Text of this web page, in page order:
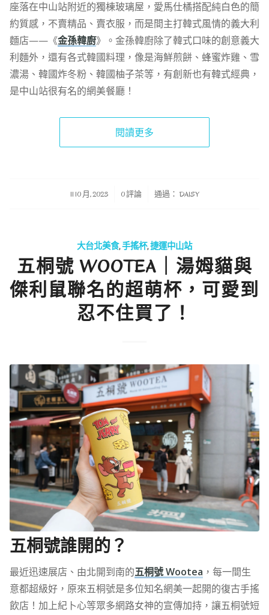
座落在中山站附近的獨棟玻璃屋，愛馬仕橘搭配純白色的簡
約質感，不賣精品、賣衣服，而是間主打韓式風情的義大利
麵店——《金孫韓廚》。金孫韓廚除了韓式口味的創意義大
利麵外，還有各式韓國料理，像是海鮮煎餅、蜂蜜炸雞、雪
濃湯、韓國炸冬粉、韓國柚子茶等，有創新也有韓式經典，
是中山站很有名的網美餐廳！
閱讀更多
11 10 月, 2023
/ 0 評論 通過： DAISY
大台北美食,手搖杯,捷運中山站
五桐號 WOOTEA｜湯姆貓與
傑利鼠聯名的超萌杯，可愛到
忍不住買了！
五桐號誰開的？
最近迅速展店、由北開到南的五桐號 Wootea ，每一間生
意都超級好，原來五桐號是多位知名網美一起開的復古手搖
飲店！加上紀卜心等眾多網路女神的宣傳加持，讓五桐號短